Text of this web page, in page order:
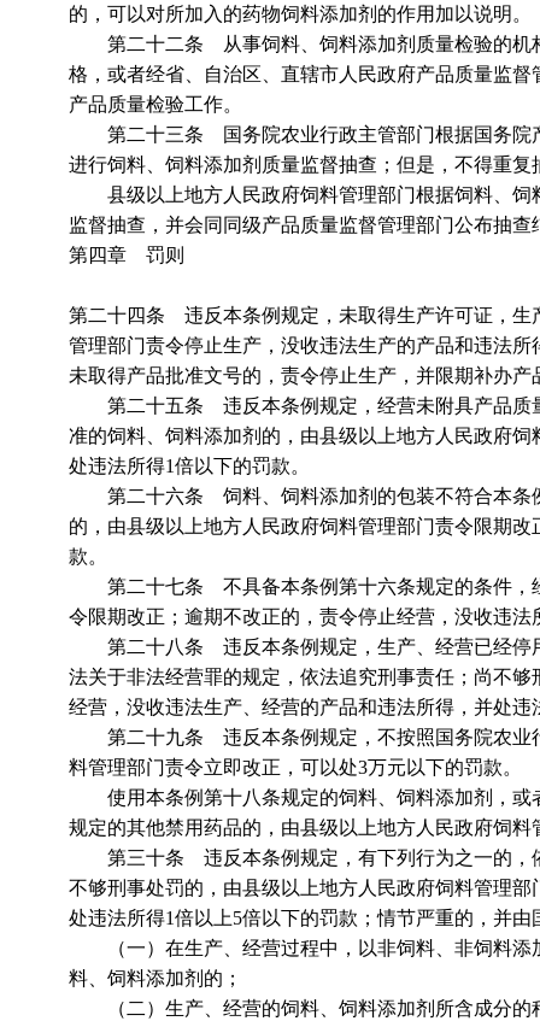
的，可以对所加入的药物饲料添加剂的作用加以说明。
第二十二条 从事饲料、饲料添加剂质量检验的机
格，或者经省、自治区、直辖市人民政府产品质量监
产品质量检验工作。
第二十三条 国务院农业行政主管部门根据国务院
进行饲料、饲料添加剂质量监督抽查；但是，不得重复
县级以上地方人民政府饲料管理部门根据饲料、饲
监督抽查，并会同同级产品质量监督管理部门公布抽查
第四章 罚则
第二十四条 违反本条例规定，未取得生产许可证，生
管理部门责令停止生产，没收违法生产的产品和违法
未取得产品批准文号的，责令停止生产，并限期补办产
第二十五条 违反本条例规定，经营未附具产品质
准的饲料、饲料添加剂的，由县级以上地方人民政府
处违法所得1倍以下的罚款。
第二十六条 饲料、饲料添加剂的包装不符合本条
的，由县级以上地方人民政府饲料管理部门责令限期
款。
第二十七条 不具备本条例第十六条规定的条件，
令限期改正；逾期不改正的，责令停止经营，没收违
第二十八条 违反本条例规定，生产、经营已经停
法关于非法经营罪的规定，依法追究刑事责任；尚不
经营，没收违法生产、经营的产品和违法所得，并处违
第二十九条 违反本条例规定，不按照国务院农业
料管理部门责令立即改正，可以处3万元以下的罚款。
使用本条例第十八条规定的饲料、饲料添加剂，或
规定的其他禁用药品的，由县级以上地方人民政府饲
第三十条 违反本条例规定，有下列行为之一的，
不够刑事处罚的，由县级以上地方人民政府饲料管理
处违法所得1倍以上5倍以下的罚款；情节严重的，并
（一）在生产、经营过程中，以非饲料、非饲料添
料、饲料添加剂的；
（二）生产、经营的饲料、饲料添加剂所含成分的